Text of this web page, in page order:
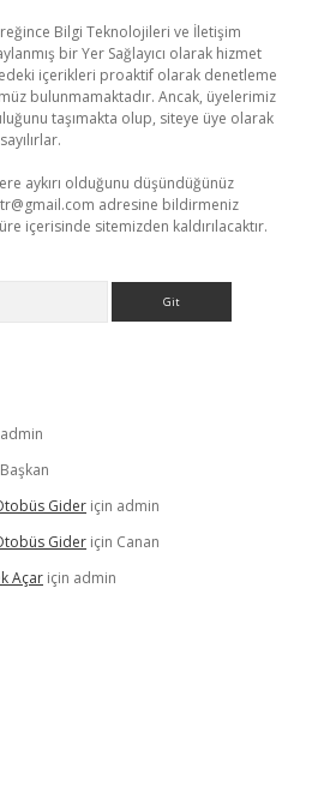
Bilgi Teknolojileri ve İletişim
bir Yer Sağlayıcı olarak hizmet
içerikleri proaktif olarak denetleme
bulunmamaktadır. Ancak, üyelerimiz
taşımakta olup, siteye üye olarak
aykırı olduğunu düşündüğünüz
adresine bildirmeniz
içerisinde sitemizden kaldırılacaktır.
admin
Başkan
Gider için admin
Gider için Canan
Açar için admin